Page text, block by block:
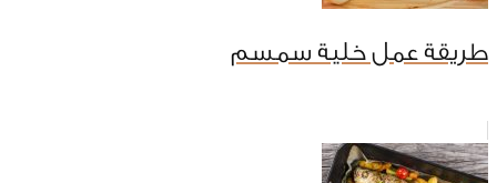
طريقة عمل خلية سمسم